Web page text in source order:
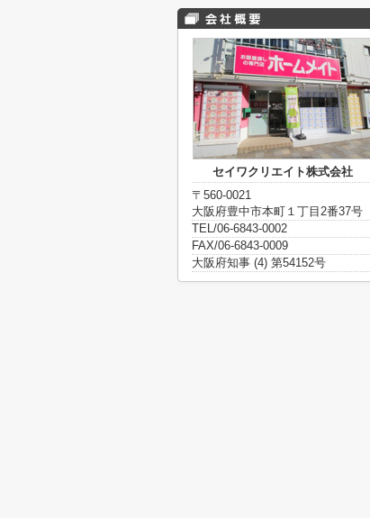
セイワクリエイト株式会社
〒560-0021
大阪府豊中市本町１丁目2番37号
TEL/06-6843-0002
FAX/06-6843-0009
大阪府知事 (4) 第54152号